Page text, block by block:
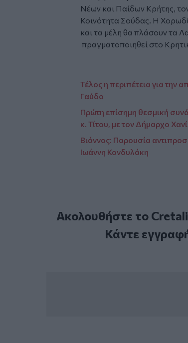
Νέων και Παίδων Κρήτης,
Κοινότητα Σούδας. Η
και τα μέλη θα πλάσουν τα
πραγματοποιηθεί στο
Τέλος η περιπέτεια για την
Γαύδο
Πρώτη επίσημη θεσμική
κ. Τίτου, με τον Δήμαρχο
Βιάννος: Παρουσία
Ιωάννη Κονδυλάκη
Ακολουθήστε το
Κάντε